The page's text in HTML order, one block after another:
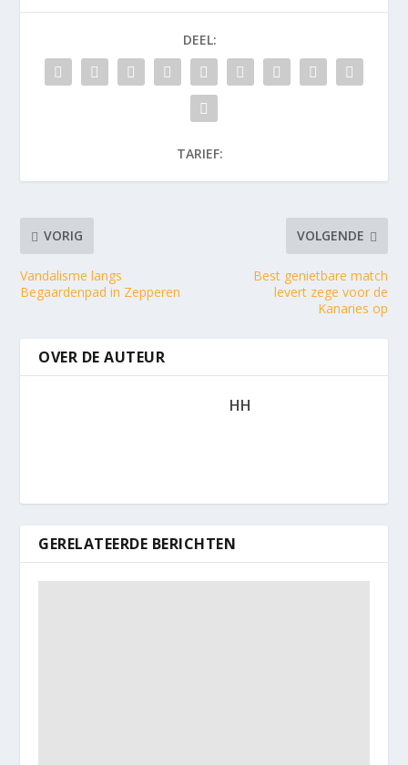
DEEL:
TARIEF:
VORIG
Vandalisme langs
Begaardenpad in Zepperen
VOLGENDE
Best genietbare match
levert zege voor de
Kanaries op
OVER DE AUTEUR
HH
GERELATEERDE BERICHTEN